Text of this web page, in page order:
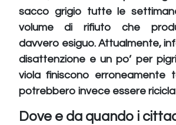
sacco grigio tutte le
volume di rifiuto che
davvero esiguo. Attualmente,
disattenzione e un po’ per
viola finiscono erroneamente
potrebbero invece essere
Dove e da quando i